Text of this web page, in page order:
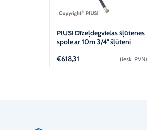
PIUSI Dīzeļdegvielas šļūtenes
spole ar 10m 3/4" šļūteni
€618,31 (iesk. PVN)